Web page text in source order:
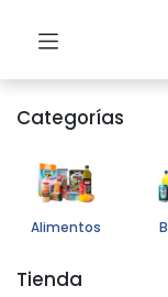
Categorías
Alimentos
Tienda